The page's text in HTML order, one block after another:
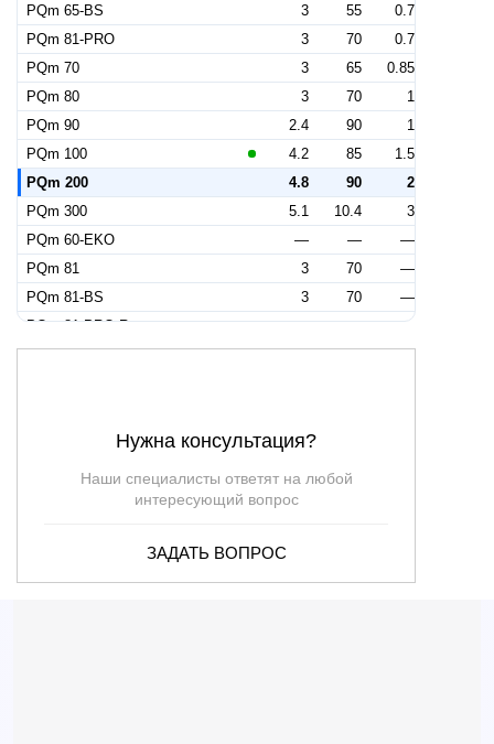
PQm 65-BS
3 55
0.7
PQm 81-PRO
3 70
0.7
PQm 70
3 65
0.85
PQm 80
3 70
1
PQm 90
2.4 90
1
PQm 100
4.2 85
1.5
PQm 200
4.8 90
2
PQm 300
5.1 10.4
3
PQm 60-EKO
— —
—
PQm 81
3 70
—
PQm 81-BS
3 70
—
PQm 81-PRO.R
— — —
Нужна консультация?
Наши специалисты ответят на любой
интересующий вопрос
ЗАДАТЬ ВОПРОС